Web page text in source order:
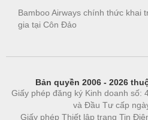
Bamboo Airways chính thức khai
gia tại Côn Đảo
Bản quyền 2006 - 2026
Giấy phép đăng ký Kinh doanh số:
và Đầu Tư cấp
Giấy phép Thiết lập trang Tin